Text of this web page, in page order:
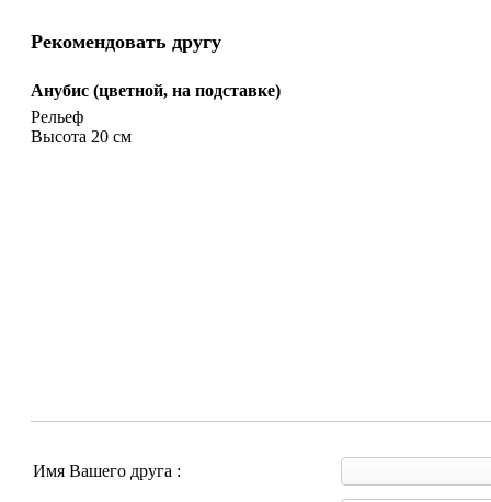
Рекомендовать другу
Анубис (цветной, на подставке)
Рельеф
Высота 20 см
Имя Вашего друга :